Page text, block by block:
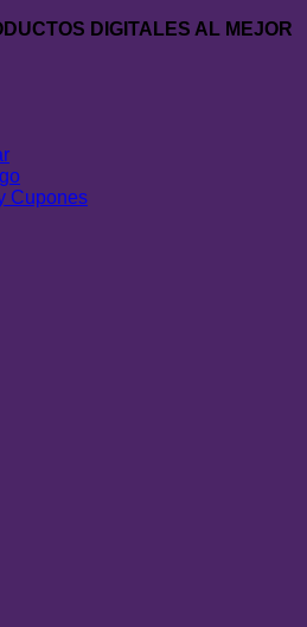
DIGITALES AL MEJOR
Cupones